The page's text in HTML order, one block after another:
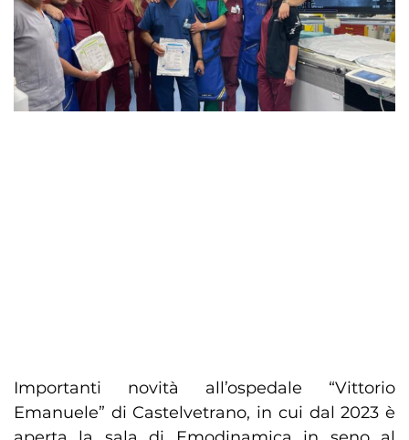
Importanti novità all’ospedale “Vittorio
Emanuele” di Castelvetrano, in cui dal 2023 è